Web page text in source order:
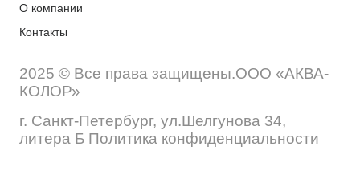
О компании
Контакты
2025 © Все права защищены.ООО «АКВА-
КОЛОР»
г. Санкт-Петербург, ул.Шелгунова 34,
литера Б Политика конфиденциальности